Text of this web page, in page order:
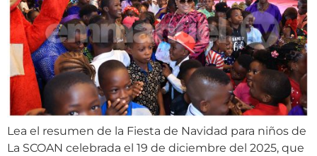
Lea el resumen de la Fiesta de Navidad para niños de
La SCOAN celebrada el 19 de diciembre del 2025, que